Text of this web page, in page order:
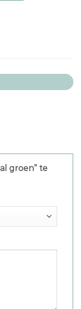
groen” te